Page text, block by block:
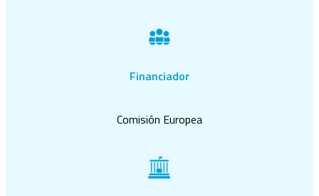
Financiador
Comisión Europea